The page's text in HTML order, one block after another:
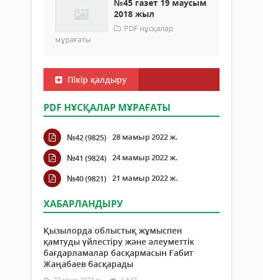
№45 газет 19 маусым
2018 жыл
PDF нұсқалар
мұрағаты
Пікір қалдыру
PDF НҰСҚАЛАР МҰРАҒАТЫ
№42 (9825) 28 мамыр 2022 ж.
№41 (9824) 24 мамыр 2022 ж.
№40 (9821) 21 мамыр 2022 ж.
ХАБАРЛАНДЫРУ
Қызылорда облыстық жұмыспен
қамтуды үйлестіру және әлеуметтік
бағдарламалар басқармасын Ғабит
Жаңабаев басқарады